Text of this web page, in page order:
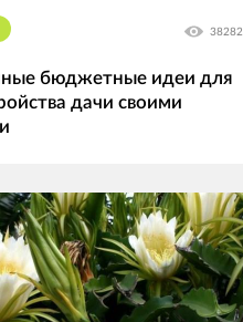
38282
бюджетные идеи для
дачи своими